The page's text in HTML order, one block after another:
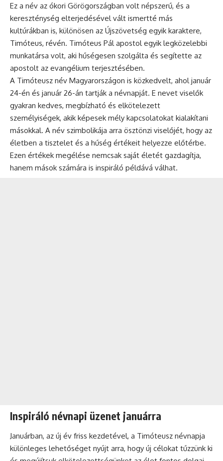
Ez a név az ókori Görögországban volt népszerű, és a
kereszténység elterjedésével vált ismertté más
kultúrákban is, különösen az Újszövetség egyik karaktere,
Timóteus, révén. Timóteus Pál apostol egyik legközelebbi
munkatársa volt, aki hűségesen szolgálta és segítette az
apostolt az evangélium terjesztésében.
A Timóteusz név Magyarországon is közkedvelt, ahol január
24-én és január 26-án tartják a névnapját. E nevet viselők
gyakran kedves, megbízható és elkötelezett
személyiségek, akik képesek mély kapcsolatokat kialakítani
másokkal. A név szimbolikája arra ösztönzi viselőjét, hogy az
életben a tisztelet és a hűség értékeit helyezze előtérbe.
Ezen értékek megélése nemcsak saját életét gazdagítja,
hanem mások számára is inspiráló példává válhat.
Inspiráló névnapi üzenet januárra
Januárban, az új év friss kezdetével, a Timóteusz névnapja
különleges lehetőséget nyújt arra, hogy új célokat tűzzünk ki